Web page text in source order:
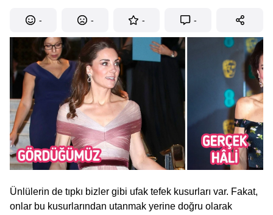
- - - -
Ünlülerin de tıpkı bizler gibi ufak tefek kusurları var. Fakat,
onlar bu kusurlarından utanmak yerine doğru olarak